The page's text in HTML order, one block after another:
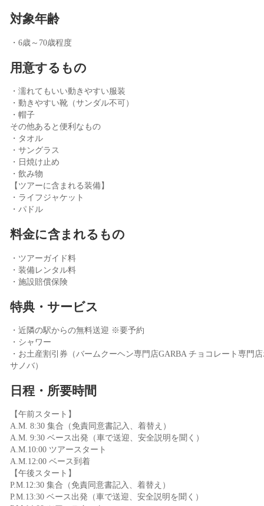
対象年齢
・6歳～70歳程度
用意するもの
・濡れてもいい動きやすい服装
・動きやすい靴（サンダル不可）
・帽子
その他あると便利なもの
・タオル
・サングラス
・日焼け止め
・飲み物
【ツアーに含まれる装備】
・ライフジャケット
・パドル
料金に含まれるもの
・ツアーガイド料
・装備レンタル料
・施設賠償保険
特典・サービス
・近隣の駅からの無料送迎 ※要予約
・シャワー
・お土産割引券（バームクーヘン専門店GARBA チョコレート専門
サノバ）
日程・所要時間
【午前スタート】
A.M. 8:30 集合（免責同意書記入、着替え）
A.M. 9:30 ベース出発（車で送迎、安全説明を聞く）
A.M.10:00 ツアースタート
A.M.12:00 ベース到着
【午後スタート】
P.M.12:30 集合（免責同意書記入、着替え）
P.M.13:30 ベース出発（車で送迎、安全説明を聞く）